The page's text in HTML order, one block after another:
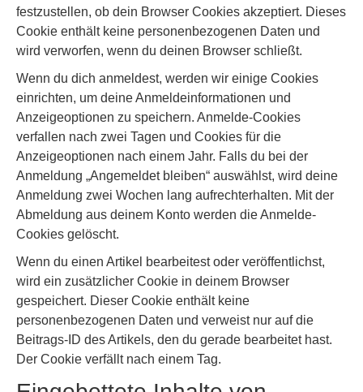
festzustellen, ob dein Browser Cookies akzeptiert. Dieses
Cookie enthält keine personenbezogenen Daten und
wird verworfen, wenn du deinen Browser schließt.
Wenn du dich anmeldest, werden wir einige Cookies
einrichten, um deine Anmeldeinformationen und
Anzeigeoptionen zu speichern. Anmelde-Cookies
verfallen nach zwei Tagen und Cookies für die
Anzeigeoptionen nach einem Jahr. Falls du bei der
Anmeldung „Angemeldet bleiben“ auswählst, wird deine
Anmeldung zwei Wochen lang aufrechterhalten. Mit der
Abmeldung aus deinem Konto werden die Anmelde-
Cookies gelöscht.
Wenn du einen Artikel bearbeitest oder veröffentlichst,
wird ein zusätzlicher Cookie in deinem Browser
gespeichert. Dieser Cookie enthält keine
personenbezogenen Daten und verweist nur auf die
Beitrags-ID des Artikels, den du gerade bearbeitet hast.
Der Cookie verfällt nach einem Tag.